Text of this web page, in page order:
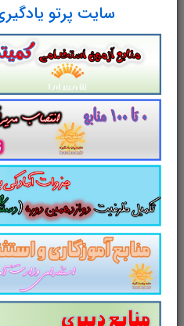
سایت پرتو
نام و نام خانوادگی
پست الکترونیک
آدرس وب‌سایت
امتیاز شما به محصول